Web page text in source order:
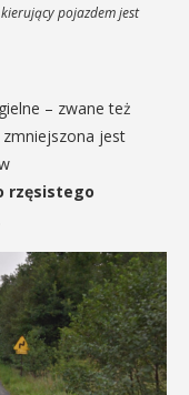
pojazdem jest
– zwane też
zmniejszona jest
rzęsistego